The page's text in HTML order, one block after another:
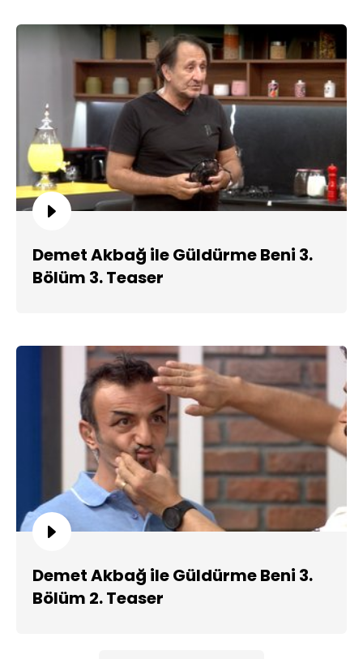
Demet Akbağ ile Güldürme Beni 3.
Bölüm 3. Teaser
Demet Akbağ ile Güldürme Beni 3.
Bölüm 2. Teaser